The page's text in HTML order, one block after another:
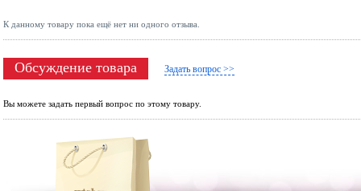
К данному товару пока ещё нет ни одного отзыва.
Обсуждение товара Задать вопрос >>
Вы можете задать первый вопрос по этому товару.